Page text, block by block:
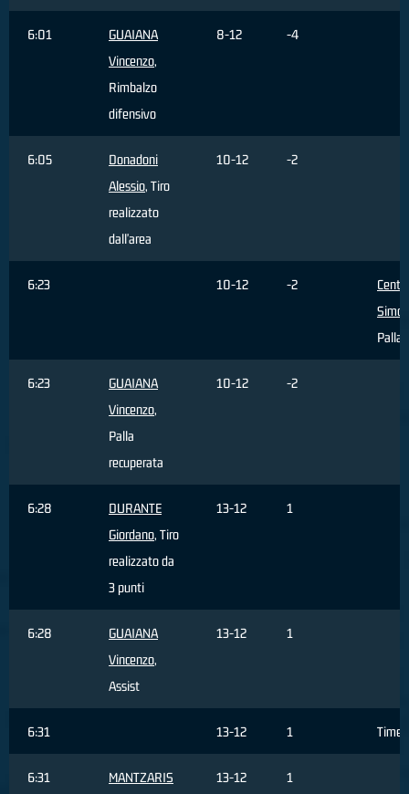
6:01
GUAIANA
Vincenzo,
Rimbalzo
difensivo
8-12 -4
6:05
Donadoni
Alessio, Tiro
realizzato
dall'area
10-12 -2
6:23 10-12 -2
Palla
6:23
GUAIANA
Vincenzo,
Palla
recuperata
10-12 -2
6:28
DURANTE
Giordano, Tiro
realizzato da
3 punti
13-12 1
6:28
GUAIANA
Vincenzo,
Assist
13-12 1
6:31 13-12 1
6:31
MANTZARIS
13-12 1